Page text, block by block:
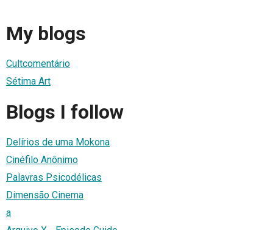
My blogs
Cultcomentário
Sétima Art
Blogs I follow
Delírios de uma Mokona
Cinéfilo Anônimo
Palavras Psicodélicas
Dimensão Cinema
a